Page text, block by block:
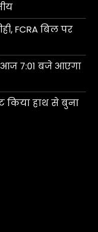
FCRA बिल पर
आज 7:01 बजे आएगा
किया हाथ से बुना